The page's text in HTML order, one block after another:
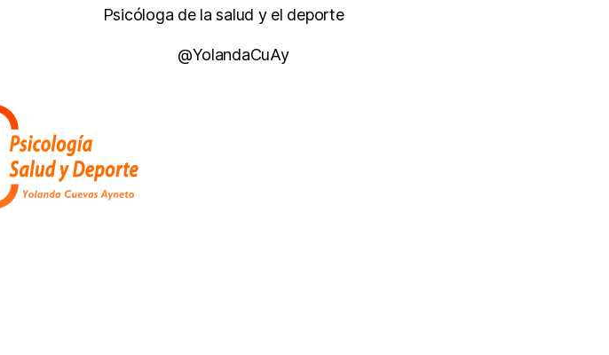
Psicóloga de la salud y el deporte
@YolandaCuAy